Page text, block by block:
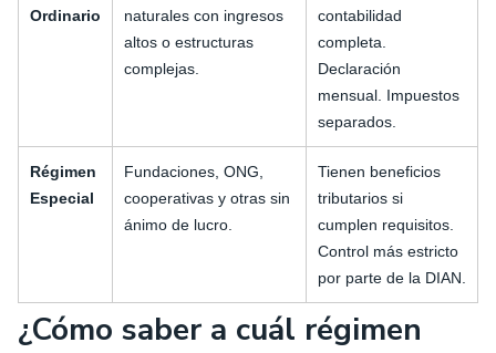
Ordinario
naturales con ingresos
altos o estructuras
complejas.
contabilidad
completa.
Declaración
mensual. Impuestos
separados.
Régimen
Especial
Fundaciones, ONG,
cooperativas y otras sin
ánimo de lucro.
Tienen beneficios
tributarios si
cumplen requisitos.
Control más estricto
por parte de la DIAN.
¿Cómo saber a cuál régimen